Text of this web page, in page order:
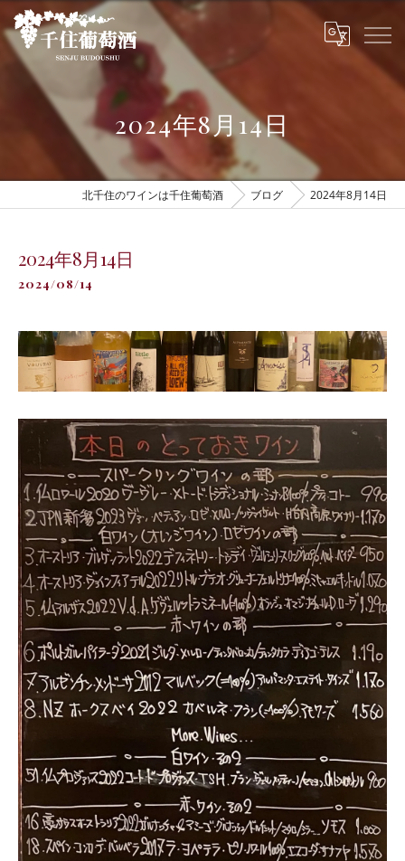
2024年8月14日
北千住のワインは千住葡萄酒 ブログ 2024年8月14日
2024年8月14日
2024/08/14